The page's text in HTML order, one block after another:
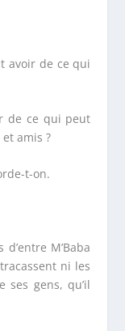
avoir de ce qui
de ce qui peut
amis ?
t-on.
M’Baba
ni les
gens, qu’il